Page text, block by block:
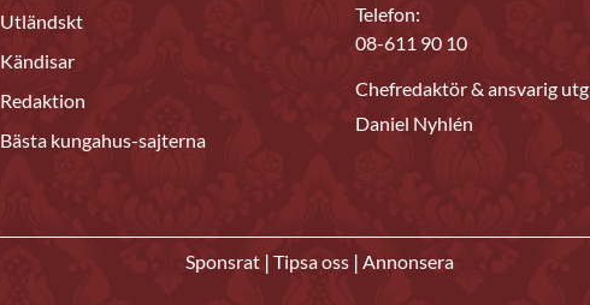
Utländskt
Kändisar
Redaktion
Bästa kungahus-sajterna
Telefon:
08-611 90 10
Chefredaktör & ansvarig
Daniel Nyhlén
Sponsrat | Tipsa oss | Annonsera